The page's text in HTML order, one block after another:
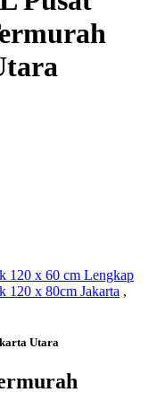
120 x 60 cm Lengkap
120 x 80cm Jakarta ,
Utara